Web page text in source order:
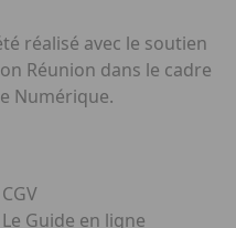
réalisé avec le soutien
Réunion dans le cadre
Numérique.
CGV
Le Guide en ligne